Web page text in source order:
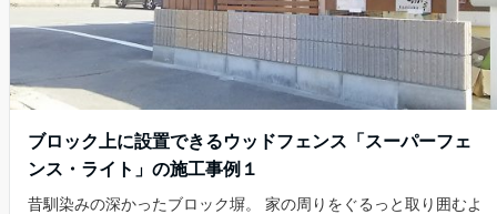
ブロック上に設置できるウッドフェンス「スーパーフェ
ンス・ライト」の施工事例１
昔馴染みの深かったブロック塀。 家の周りをぐるっと取り囲むよ